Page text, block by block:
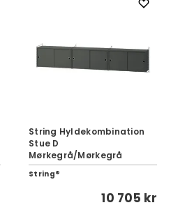
String Hyldekombination
Stue D
Mørkegrå/Mørkegrå
String®
10 705 kr